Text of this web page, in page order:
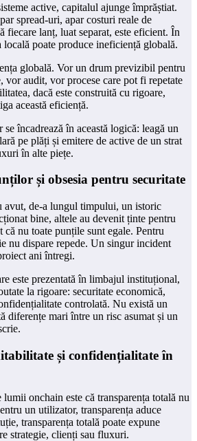
active, capitalul ajunge împrăștiat.
spread-uri, apar costuri reale de
fiecare lanț, luat separat, este eficient. În
poate produce ineficiență globală.
globală. Vor un drum previzibil pentru
vor audit, vor procese care pot fi repetate
dacă este construită cu rigoare,
această eficiență.
încadrează în această logică: leagă un
pe plăți și emitere de active de un strat
în alte piețe.
și obsesia pentru securitate
avut, de-a lungul timpului, un istoric
bine, altele au devenit ținte pentru
că nu toate punțile sunt egale. Pentru
nu dispare repede. Un singur incident
ani întregi.
este prezentată în limbajul instituțional,
la rigoare: securitate economică,
controlată. Nu există un
diferențe mari între un risc asumat și un
și confidențialitate în
onchain este că transparența totală nu
un utilizator, transparența aduce
transparența totală poate expune
strategie, clienți sau fluxuri.